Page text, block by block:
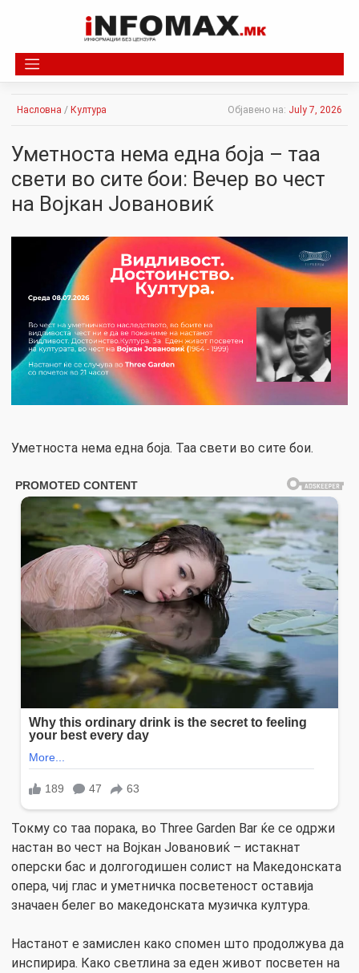
Насловна / Култура Објавено на: July 7, 2026
Уметноста нема една боја – таа
свети во сите бои: Вечер во чест
на Војкан Јовановиќ
Уметноста нема една боја. Таа свети во сите бои.
Токму со таа порака, во Three Garden Bar ќе се одржи
настан во чест на Војкан Јовановиќ – истакнат
оперски бас и долгогодишен солист на Македонската
опера, чиј глас и уметничка посветеност оставија
значаен белег во македонската музичка култура.
Настанот е замислен како спомен што продолжува да
инспирира. Како светлина за еден живот посветен на